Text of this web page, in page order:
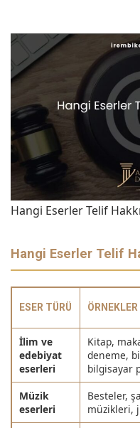
Hangi Eserler Telif
Hangi Eserler Telif
ESER TÜRÜ ÖRNEKLER
İlim ve
edebiyat
eserleri
Kitap,
deneme,
bilgisayar
Müzik
eserleri
Besteler,
müzikleri,